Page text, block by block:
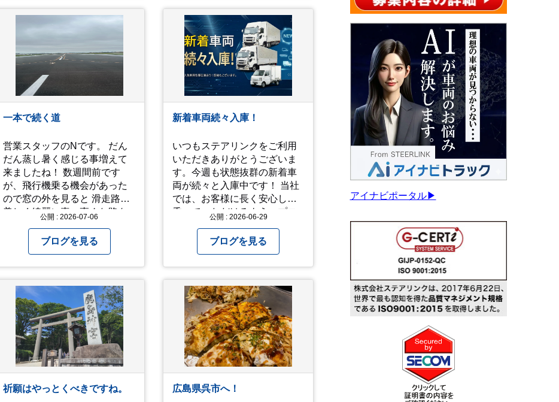
「人間イヌ」のライブ画像＆
しており、娘のファンからも
アップしてくれと たくさんお
願いされてやす。本人から
「メッ！」とされているので
ここだけの公開とします。 非
常に暑苦しいのでご観覧され
る方は、ご注意くださいま
せ。 では、熱中症に気を付け
て、お過ごしください。
https://youtu.be/QWVP8qzpsUE
一本で続く道
営業スタッフのNです。 だん
だん蒸し暑く感じる事増えて
来ましたね！ 数週間前です
が、飛行機乗る機会があった
ので窓の外を見ると 滑走路の
美しく綺麗に真っ直ぐな路を
い出したりしました… 心が洗
われるような気持ちにもなり
ました。 たまにこういう景色
も見るのも、いいものです
ね！(^^ゞ これから暑さ本番に
なりますが皆様方くれぐれも
ご自愛ください
公開 : 2026-07-06
ブログを見る
新着車両続々入庫！
いつもステアリンクをご利用
いただきありがとうございま
す。今週も状態抜群の新着車
両が続々と入庫中です！ 当社
では、お客様に長く安心して
乗っていただけるよう、プロ
りを細かくチェック。確かな
「高品質」と納得できた即戦
力車両のみを厳選して仕入れ
ています。自慢のラインナッ
プを、ぜひお早めにご確認く
ださい！
公開 : 2026-06-29
ブログを見る
祈願はやっとくべきですね。 広島県呉市へ！
アイナビポータル▶